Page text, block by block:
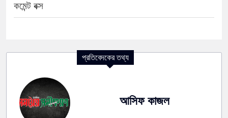
কমেন্ট বক্স
প্রতিবেদকের তথ্য
আসিফ কাজল